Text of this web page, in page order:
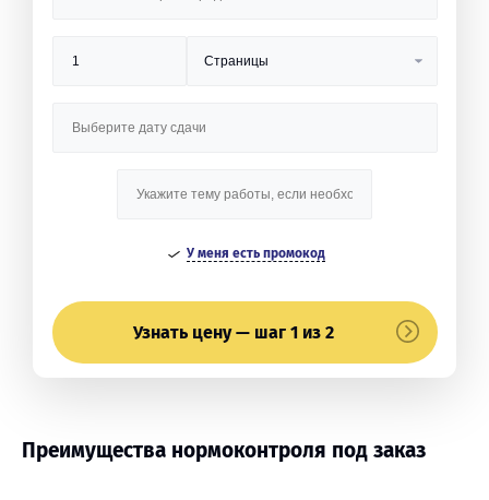
У меня есть промокод
Узнать цену — шаг 1 из 2
Преимущества нормоконтроля под заказ